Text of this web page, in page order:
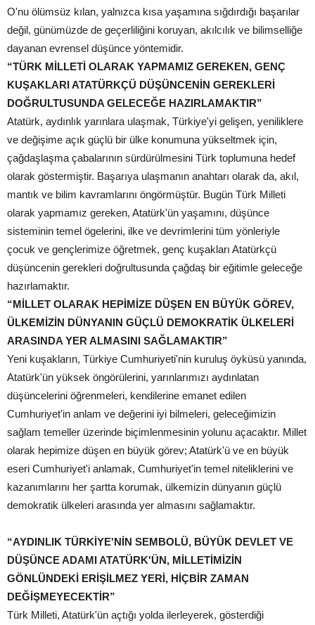
O'nu ölümsüz kılan, yalnızca kısa yaşamına sığdırdığı başarılar
değil, günümüzde de geçerliliğini koruyan, akılcılık ve bilimselliğe
dayanan evrensel düşünce yöntemidir.
“TÜRK MİLLETİ OLARAK YAPMAMIZ GEREKEN, GENÇ
KUŞAKLARI ATATÜRKÇÜ DÜŞÜNCENİN GEREKLERİ
DOĞRULTUSUNDA GELECEĞE HAZIRLAMAKTIR”
Atatürk, aydınlık yarınlara ulaşmak, Türkiye'yi gelişen, yeniliklere
ve değişime açık güçlü bir ülke konumuna yükseltmek için,
çağdaşlaşma çabalarının sürdürülmesini Türk toplumuna hedef
olarak göstermiştir. Başarıya ulaşmanın anahtarı olarak da, akıl,
mantık ve bilim kavramlarını öngörmüştür. Bugün Türk Milleti
olarak yapmamız gereken, Atatürk'ün yaşamını, düşünce
sisteminin temel ögelerini, ilke ve devrimlerini tüm yönleriyle
çocuk ve gençlerimize öğretmek, genç kuşakları Atatürkçü
düşüncenin gerekleri doğrultusunda çağdaş bir eğitimle geleceğe
hazırlamaktır.
“MİLLET OLARAK HEPİMİZE DÜŞEN EN BÜYÜK GÖREV,
ÜLKEMİZİN DÜNYANIN GÜÇLÜ DEMOKRATİK ÜLKELERİ
ARASINDA YER ALMASINI SAĞLAMAKTIR”
Yeni kuşakların, Türkiye Cumhuriyeti'nin kuruluş öyküsü yanında,
Atatürk'ün yüksek öngörülerini, yarınlarımızı aydınlatan
düşüncelerini öğrenmeleri, kendilerine emanet edilen
Cumhuriyet'in anlam ve değerini iyi bilmeleri, geleceğimizin
sağlam temeller üzerinde biçimlenmesinin yolunu açacaktır. Millet
olarak hepimize düşen en büyük görev; Atatürk'ü ve en büyük
eseri Cumhuriyet'i anlamak, Cumhuriyet'in temel niteliklerini ve
kazanımlarını her şartta korumak, ülkemizin dünyanın güçlü
demokratik ülkeleri arasında yer almasını sağlamaktır.
“AYDINLIK TÜRKİYE'NİN SEMBOLÜ, BÜYÜK DEVLET VE
DÜŞÜNCE ADAMI ATATÜRK'ÜN, MİLLETİMİZİN
GÖNLÜNDEKİ ERİŞİLMEZ YERİ, HİÇBİR ZAMAN
DEĞİŞMEYECEKTİR”
Türk Milleti, Atatürk'ün açtığı yolda ilerleyerek, gösterdiği